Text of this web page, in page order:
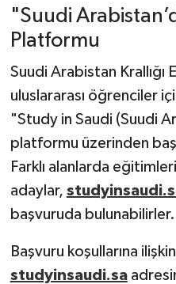
"Suudi
Platformu
Suudi Arabistan Krallığı
uluslararası öğrenciler
"Study in Saudi (Suudi
platformu üzerinden
Farklı alanlarda
adaylar,
başvuruda bulunabilirler.
Başvuru koşullarına
studyinsaudi.sa